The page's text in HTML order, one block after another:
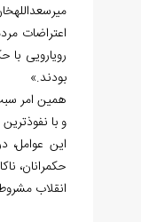
اعتراضات
رویارویی
بودند.»
همین امر
و با
این عوامل،
حکمرانان،
انقلاب